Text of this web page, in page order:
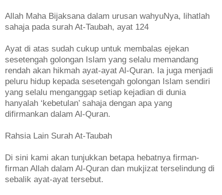
Allah Maha Bijaksana dalam urusan wahyuNya, lihatlah
sahaja pada surah At-Taubah, ayat 124
Ayat di atas sudah cukup untuk membalas ejekan
sesetengah golongan Islam yang selalu memandang
rendah akan hikmah ayat-ayat Al-Quran. Ia juga menjadi
peluru hidup kepada sesetengah golongan Islam sendiri
yang selalu menganggap setiap kejadian di dunia
hanyalah ‘kebetulan’ sahaja dengan apa yang
difirmankan dalam Al-Quran.
Rahsia Lain Surah At-Taubah
Di sini kami akan tunjukkan betapa hebatnya firman-
firman Allah dalam Al-Quran dan mukjizat terselindung di
sebalik ayat-ayat tersebut.